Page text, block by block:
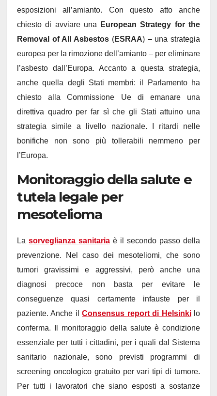
esposizioni all’amianto. Con questo atto anche
chiesto di avviare una
European Strategy for the
Removal of All Asbestos (ESRAA) – una strategia
europea per la rimozione dell’amianto – per eliminare
l’asbesto dall’Europa. Accanto a questa strategia,
anche quella degli Stati membri: il Parlamento ha
chiesto alla Commissione Ue di emanare una
direttiva quadro per far sì che gli Stati attuino una
strategia simile a livello nazionale. I ritardi nelle
bonifiche non sono più tollerabili nemmeno per
l’Europa.
Monitoraggio della salute e
tutela legale per
mesotelioma
La sorveglianza sanitaria è il secondo passo della
prevenzione. Nel caso dei mesoteliomi, che sono
tumori gravissimi e aggressivi, però anche una
diagnosi precoce non basta per evitare le
conseguenze quasi certamente infauste per il
paziente. Anche ilConsensus report di Helsinkilo
conferma. Il monitoraggio della salute è condizione
essenziale per tutti i cittadini, per i quali dal Sistema
sanitario nazionale, sono previsti programmi di
screening oncologico gratuito per vari tipi di tumore.
Per tutti i lavoratori che siano esposti a sostanze